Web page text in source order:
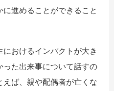
進めることができること
おけるインパクトが大き
た出来事について話すの
ば、親や配偶者が亡くな